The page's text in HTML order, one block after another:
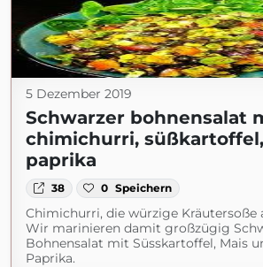
5 Dezember 2019
Schwarzer bohnensalat
chimichurri,
paprika
38 0 Speichern
Chimichurri, die würzige Kräutersoße
Wir marinieren damit großzügig
Bohnensalat mit Süsskartoffel, Mais
Paprika.